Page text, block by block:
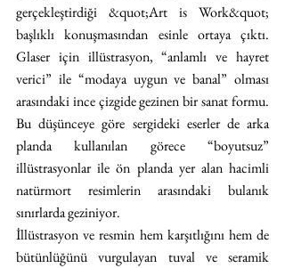
gerçekleştirdiği &quot;Art is Work&quot;
başlıklı konuşmasından esinle ortaya çıktı.
Glaser için illüstrasyon, “anlamlı ve hayret
verici” ile “modaya uygun ve banal” olması
arasındaki ince çizgide gezinen bir sanat formu.
Bu düşünceye göre sergideki eserler de arka
planda kullanılan görece “boyutsuz”
illüstrasyonlar ile ön planda yer alan hacimli
natürmort resimlerin arasındaki bulanık
sınırlarda geziniyor.
İllüstrasyon ve resmin hem karşıtlığını hem de
bütünlüğünü vurgulayan tuval ve seramik